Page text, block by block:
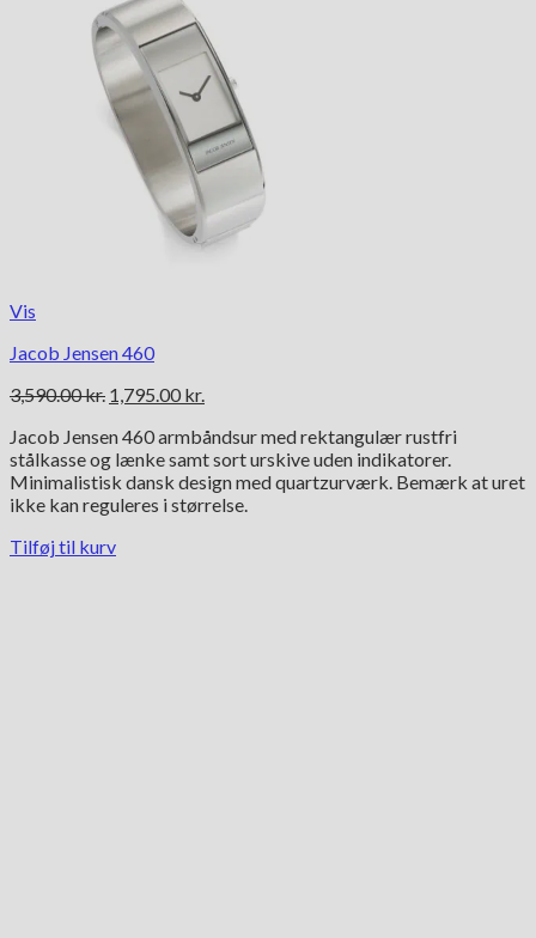
Vis
Jacob Jensen 460
3,590.00kr. Den
pris
var:
3,590.00 kr..
1,795.00 kr.
pris
er:
1,795.00 kr..
Jacob Jensen 460 armbåndsur med rektangulær rustfri
stålkasse og lænke samt sort urskive uden indikatorer.
Minimalistisk dansk design med quartzurværk. Bemærk at uret
ikke kan reguleres i størrelse.
Tilføj til kurv